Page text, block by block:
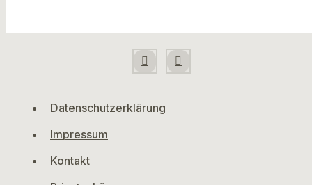
Datenschutzerklärung
Impressum
Kontakt